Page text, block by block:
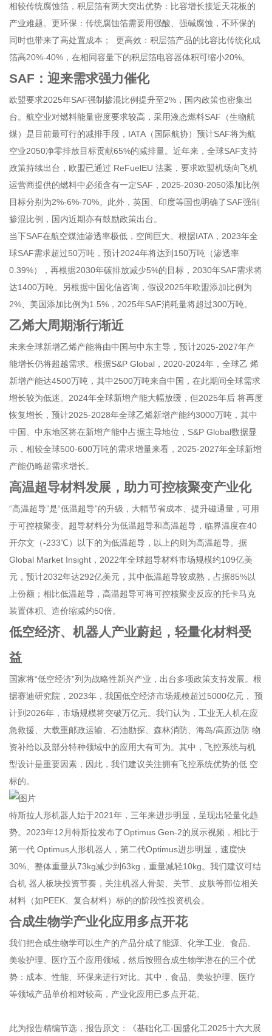
相较传统腐蚀箔，积层箔有两大突出优势：比容增长接近天花板的
产业难题。更环保：传统腐蚀箔需要用强酸、强碱腐蚀，不环保的
同时也带来了高处置成本； 更高效：积层箔产品的比容比传统化成
箔高20%-40%，在相同容量下的积层箔电容器体积可缩小20%。
SAF：迎来需求强力催化
欧盟要求2025年SAF强制掺混比例提升至2%，国内政策也密集出
台。航空业对燃料能量密度要求较高，采用液态燃料SAF（生物航
煤）是目前最可行的减排手段，IATA（国际航协）预计SAF将为航
空业2050净零排放目标贡献65%的减排量。近年来，全球SAF支持
政策持续出台，欧盟已通过 ReFuelEU 法案，要求欧盟机场向飞机
运营商提供的燃料中必须含有一定SAF，2025-2030-2050添加比例
目标分别为2%-6%-70%。此外，英国、印度等国也明确了SAF强制
掺混比例，国内近期亦有鼓励政策出台。
当下SAF在航空煤油渗透率极低，空间巨大。根据IATA，2023年全
球SAF需求超过50万吨，预计2024年将达到150万吨（渗透率
0.39%），再根据2030年碳排放减少5%的目标，2030年SAF需求将
达1400万吨。另根据中国化信咨询，假设2025年欧盟添加比例为
2%、美国添加比例为1.5%，2025年SAF消耗量将超过300万吨。
乙烯大周期渐行渐近
未来全球新增乙烯产能将由中国与中东主导，预计2025-2027年产
能增长仍将超越需求。根据S&P Global，2020-2024年，全球乙 烯
新增产能达4500万吨，其中2500万吨来自中国，在此期间全球需求
增长较为低迷。2024年全球新增产能大幅放缓，但2025年后 将再度
恢复增长，预计2025-2028年全球乙烯新增产能约3000万吨，其中
中国、中东地区将在新增产能中占据主导地位，S&P Global数据显
示，相较全球500-600万吨的需求增量来看，2025-2027年全球新增
产能仍略超需求增长。
高温超导材料发展，助力可控核聚变产业化
“高温超导”是“低温超导”的升级，大幅节省成本、提升磁通量，可用
于可控核聚变。超导材料分为低温超导和高温超导，临界温度在40
开尔文（-233℃）以下的为低温超导，以上的则为高温超导。据
Global Market Insight，2022年全球超导材料市场规模约109亿美
元，预计2032年达292亿美元，其中低温超导较成熟，占据85%以
上份额；相比低温超导，高温超导可将可控核聚变反应的托卡马克
装置体积、造价缩减约50倍。
低空经济、机器人产业蔚起，轻量化材料受
益
国家将“低空经济”列为战略性新兴产业，出台多项政策支持发展。根
据赛迪研究院，2023年，我国低空经济市场规模超过5000亿元， 预
计到2026年，市场规模将突破万亿元。我们认为，工业无人机在应
急救援、大载重邮政运输、石油勘探、森林消防、海岛/高原边防 物
资补给以及部分特种领域中的应用大有可为。其中，飞控系统与机
型设计是重要因素，因此，我们建议关注拥有飞控系统优势的低 空
标的。
特斯拉人形机器人始于2021年，三年来进步明显，呈现出轻量化趋
势。2023年12月特斯拉发布了Optimus Gen-2的展示视频，相比于
第一代 Optimus人形机器人，第二代Optimus进步明显，速度快
30%、整体重量从73kg减少到63kg，重量减轻10kg。我们建议可结
合机 器人板块投资节奏，关注机器人骨架、关节、皮肤等部位相关
材料（如PEEK、复合材料）标的的阶段性投资机会。
合成生物学产业化应用多点开花
我们把合成生物学可以生产的产品分成了能源、化学工业、食品、
美妆护理、医疗五个应用领域，然后按照合成生物学潜在的三个优
势：成本、性能、环保来进行对比。其中，食品、美妆护理、医疗
等领域产品单价相对较高，产业化应用已多点开花。
此为报告精编节选，报告原文：《基础化工-国盛化工2025十六大展